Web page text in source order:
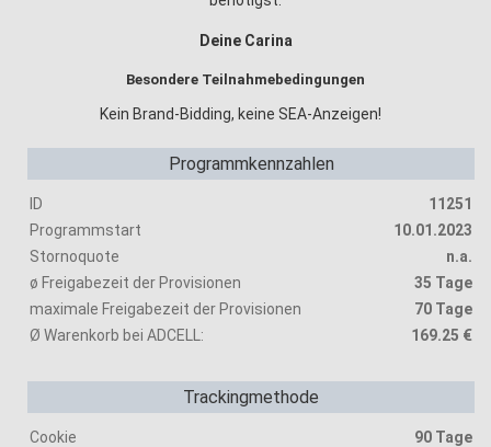
Deine Carina
Besondere Teilnahmebedingungen
Kein Brand-Bidding, keine SEA-Anzeigen!
Programmkennzahlen
ID
11251
Programmstart
10.01.2023
Stornoquote
n.a.
ø Freigabezeit der Provisionen
35 Tage
maximale Freigabezeit der Provisionen
70 Tage
Ø Warenkorb bei ADCELL:
169.25 €
Trackingmethode
Cookie
90 Tage